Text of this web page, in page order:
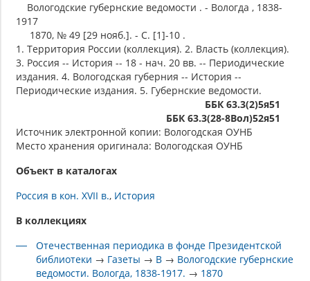
Вологодские губернские ведомости . - Вологда , 1838-
1917
1870, № 49 [29 нояб.]. - С. [1]-10 .
1. Территория России (коллекция). 2. Власть (коллекция).
3. Россия -- История -- 18 - нач. 20 вв. -- Периодические
издания. 4. Вологодская губерния -- История --
Периодические издания. 5. Губернские ведомости.
ББК 63.3(2)5я51
ББК 63.3(28-8Вол)52я51
Источник электронной копии: Вологодская ОУНБ
Место хранения оригинала: Вологодская ОУНБ
Объект в каталогах
Россия в кон. XVII в. История
В коллекциях
Отечественная периодика в фонде Президентской
библиотеки → Газеты → В → Вологодские губернские
ведомости. Вологда, 1838-1917. → 1870